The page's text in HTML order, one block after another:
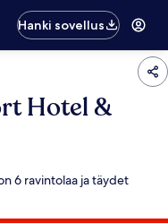
Hanki sovellus
Hotel &
6 ravintolaa ja täydet